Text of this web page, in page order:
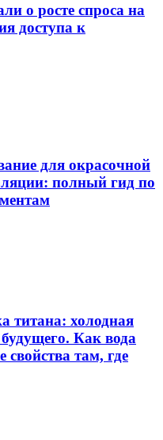
о росте спроса на
доступа к
для окрасочной
полный гид по
титана: холодная
Как вода
свойства там, где